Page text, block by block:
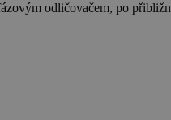
odličovačem, po